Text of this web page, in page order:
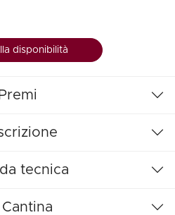
disponibilità
Premi
tecnica
Cantina